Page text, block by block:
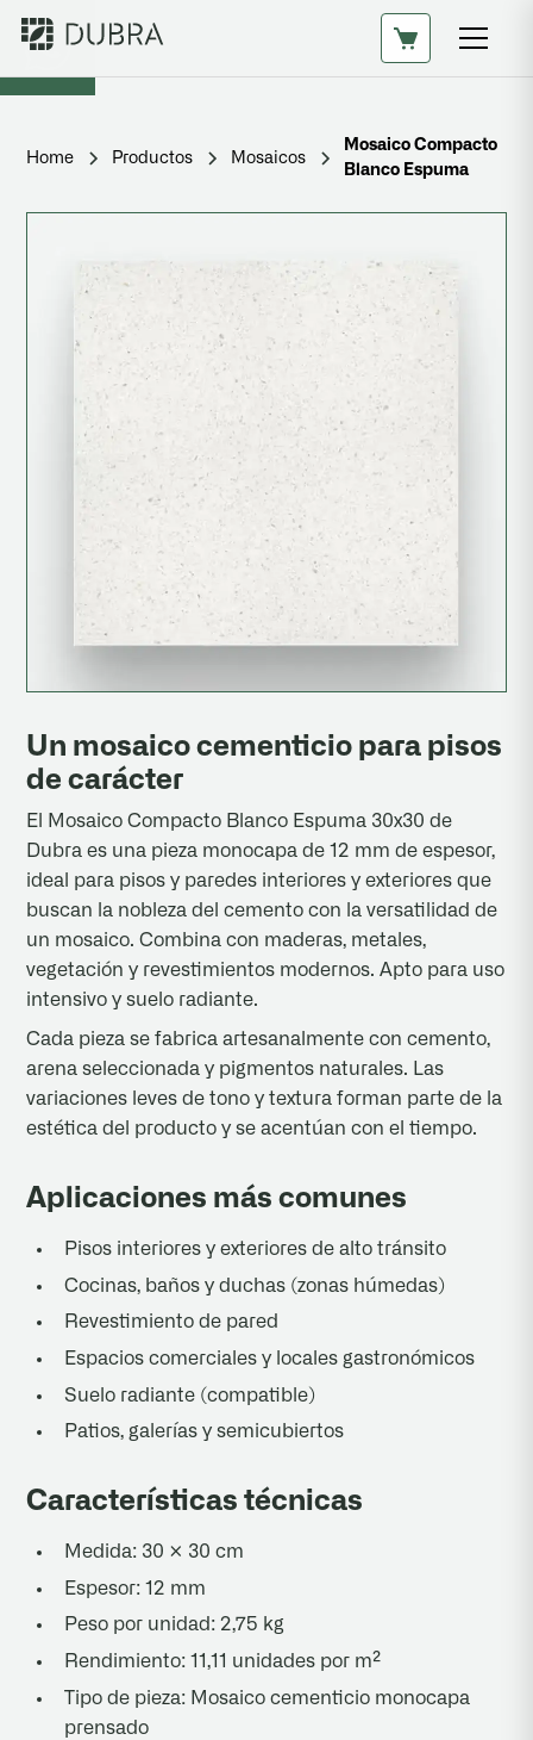
Home Productos Mosaicos
Mosaico Compacto
Blanco Espuma
Un mosaico cementicio para pisos
de carácter
El Mosaico Compacto Blanco Espuma 30x30 de
Dubra es una pieza monocapa de 12 mm de espesor,
ideal para pisos y paredes interiores y exteriores que
buscan la nobleza del cemento con la versatilidad de
un mosaico. Combina con maderas, metales,
vegetación y revestimientos modernos. Apto para uso
intensivo y suelo radiante.
Cada pieza se fabrica artesanalmente con cemento,
arena seleccionada y pigmentos naturales. Las
variaciones leves de tono y textura forman parte de la
estética del producto y se acentúan con el tiempo.
Aplicaciones más comunes
Pisos interiores y exteriores de alto tránsito
Cocinas, baños y duchas (zonas húmedas)
Revestimiento de pared
Espacios comerciales y locales gastronómicos
Suelo radiante (compatible)
Patios, galerías y semicubiertos
Características técnicas
Medida: 30 × 30 cm
Espesor: 12 mm
Peso por unidad: 2,75 kg
Rendimiento: 11,11 unidades por m²
Tipo de pieza: Mosaico cementicio monocapa
prensado